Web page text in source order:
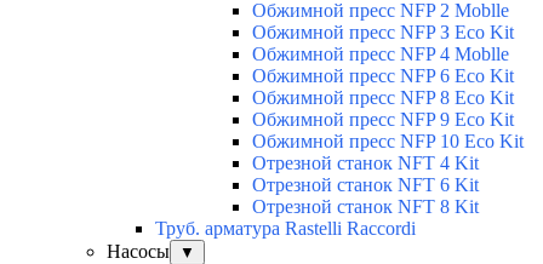
Обжимной пресс NFP 2 Moblle
Обжимной пресс NFP З Есо Kit
Обжимной пресс NFP 4 Moblle
Обжимной пресс NFP 6 Есо Kit
Обжимной пресс NFP 8 Есо Kit
Обжимной пресс NFP 9 Есо Kit
Обжимной пресс NFP 10 Есо Kit
Отрезной станок NFT 4 Kit
Отрезной станок NFT 6 Kit
Отрезной станок NFT 8 Kit
Труб. арматура Rastelli Raccordi
Насосы
▼